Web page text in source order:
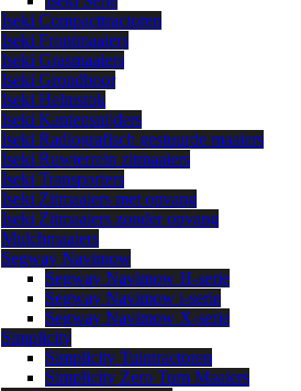
Iseki Compacttractoren
Iseki Frontmaaiers
Iseki Grasmaaiers
Iseki Grondboor
Iseki Helmstok
Iseki Kantensnijders
Iseki Radiografisch gestuurde maaiers
Iseki Ruwterrein zitmaaiers
Iseki Transporters
Iseki Zitmaaiers met opvang
Iseki Zitmaaiers zonder opvang
Mulchmaaiers
Segway Navimow
Segway Navimow H-serie
Segway Navimow i-serie
Segway Navimow X-serie
Simplicity
Simplicity Tuintractoren
Simplicity Zero Turn Maaiers